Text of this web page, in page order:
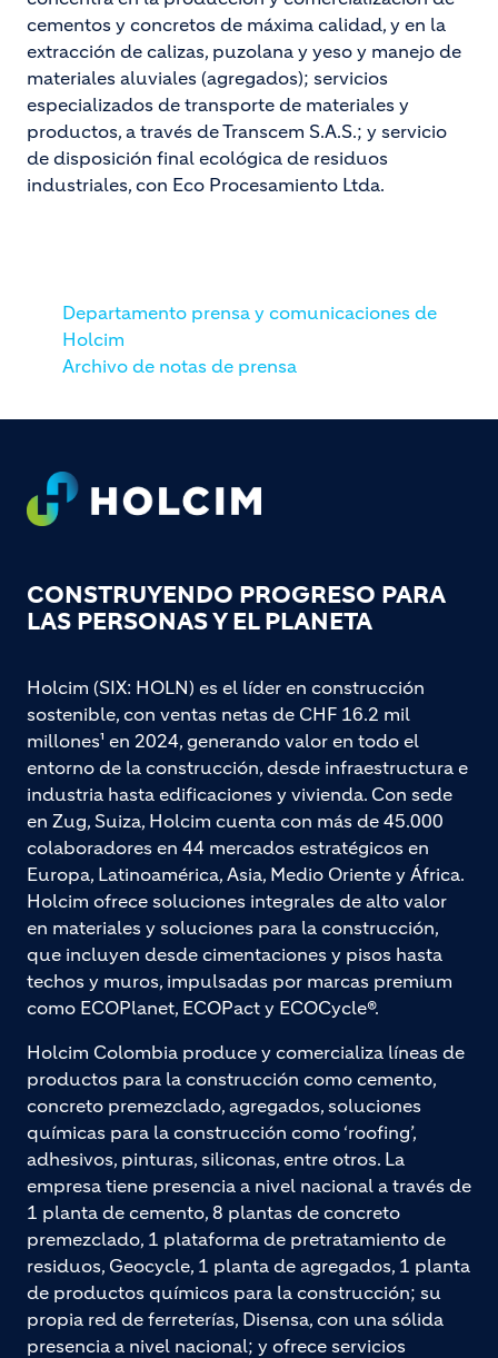
cementos y concretos de máxima calidad, y en la
extracción de calizas, puzolana y yeso y manejo de
materiales aluviales (agregados); servicios
especializados de transporte de materiales y
productos, a través de Transcem S.A.S.; y servicio
de disposición final ecológica de residuos
industriales, con Eco Procesamiento Ltda.
Departamento prensa y comunicaciones de
Holcim
Archivo de notas de prensa
Footer
CONSTRUYENDO PROGRESO PARA
LAS PERSONAS Y EL PLANETA
Holcim (SIX: HOLN) es el líder en construcción
sostenible, con ventas netas de CHF 16.2 mil
millones¹ en 2024, generando valor en todo el
entorno de la construcción, desde infraestructura e
industria hasta edificaciones y vivienda. Con sede
en Zug, Suiza, Holcim cuenta con más de 45.000
colaboradores en 44 mercados estratégicos en
Europa, Latinoamérica, Asia, Medio Oriente y África.
Holcim ofrece soluciones integrales de alto valor
en materiales y soluciones para la construcción,
que incluyen desde cimentaciones y pisos hasta
techos y muros, impulsadas por marcas premium
como ECOPlanet, ECOPact y ECOCycle®.
Holcim Colombia produce y comercializa líneas de
productos para la construcción como cemento,
concreto premezclado, agregados, soluciones
químicas para la construcción como ‘roofing’,
adhesivos, pinturas, siliconas, entre otros. La
empresa tiene presencia a nivel nacional a través de
1 planta de cemento, 8 plantas de concreto
premezclado, 1 plataforma de pretratamiento de
residuos, Geocycle, 1 planta de agregados, 1 planta
de productos químicos para la construcción; su
propia red de ferreterías, Disensa, con una sólida
presencia a nivel nacional; y ofrece servicios